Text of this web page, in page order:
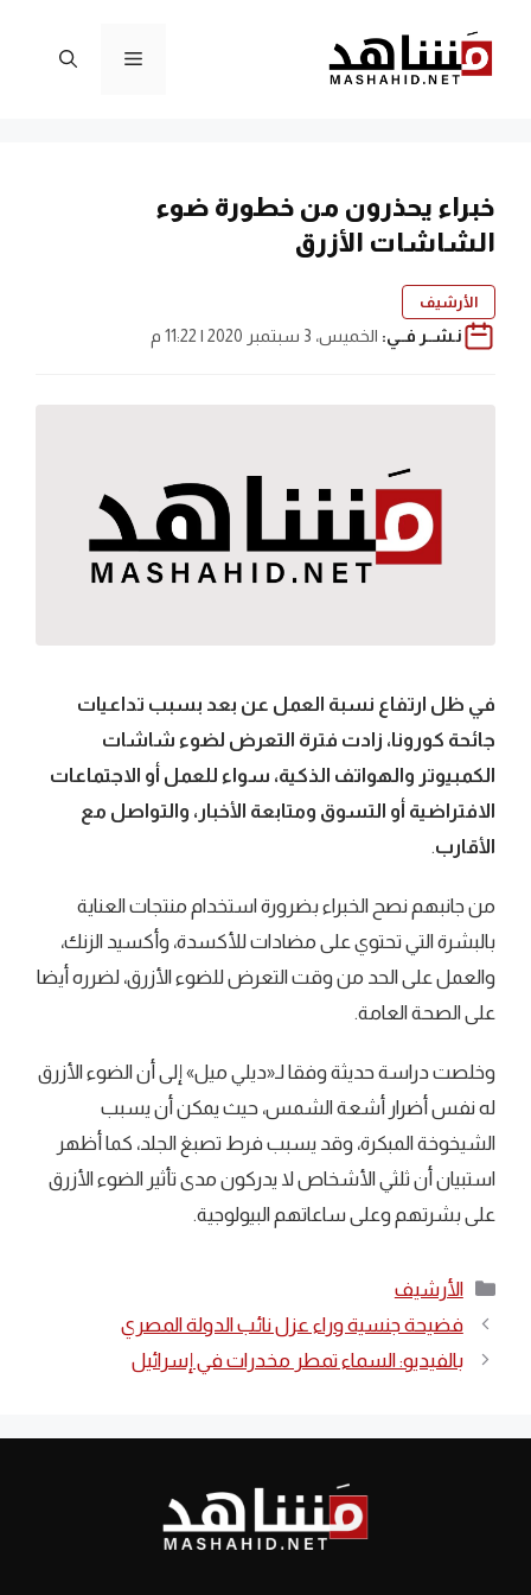
المحتوى
القائمة
خبراء يحذرون من خطورة ضوء
الشاشات الأزرق
الأرشيف
نـشــر فــي: الخميس، 3 سبتمبر 2020 | 11:22 م
في ظل ارتفاع نسبة العمل عن بعد بسبب تداعيات
جائحة كورونا، زادت فترة التعرض لضوء شاشات
الكمبيوتر والهواتف الذكية، سواء للعمل أو الاجتماعات
الافتراضية أو التسوق ومتابعة الأخبار، والتواصل مع
الأقارب.
من جانبهم نصح الخبراء بضرورة استخدام منتجات العناية
بالبشرة التي تحتوي على مضادات للأكسدة، وأكسيد الزنك،
والعمل على الحد من وقت التعرض للضوء الأزرق، لضرره أيضا
على الصحة العامة.
وخلصت دراسة حديثة وفقا لـ«ديلي ميل» إلى أن الضوء الأزرق
له نفس أضرار أشعة الشمس، حيث يمكن أن يسبب
الشيخوخة المبكرة، وقد يسبب فرط تصبغ الجلد، كما أظهر
استبيان أن ثلثي الأشخاص لا يدركون مدى تأثير الضوء الأزرق
على بشرتهم وعلى ساعاتهم البيولوجية.
التصنيفات
الأرشيف
فضيحة جنسية وراء عزل نائب الدولة المصري
بالفيديو: السماء تمطر مخدرات في إسرائيل